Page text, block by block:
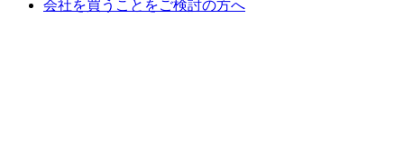
会社を買うことをご検討の方へ